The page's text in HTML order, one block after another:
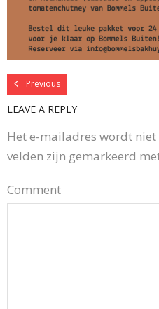
Previous
LEAVE A REPLY
Het e-mailadres wordt
velden zijn gemarkeerd
Comment